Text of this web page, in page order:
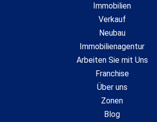
Immobilien
Verkauf
Neubau
Immobilienagentur
Arbeiten Sie mit Uns
Franchise
Über uns
Zonen
Blog